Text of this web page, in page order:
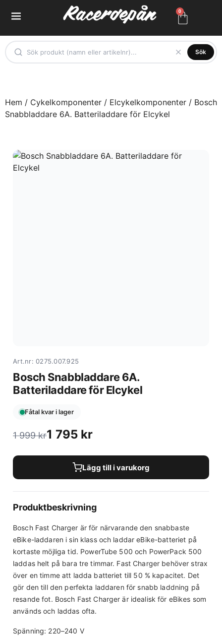
0
Sök
Hem / Cykelkomponenter / Elcykelkomponenter / Bosch
Snabbladdare 6A. Batteriladdare för Elcykel
Art.nr: 0275.007.925
Bosch Snabbladdare 6A.
Batteriladdare för Elcykel
Fåtal kvar i lager
1 999kr1 795 kr
Lägg till i varukorg
Produktbeskrivning
Bosch Fast Charger är för närvarande den snabbaste
eBike-laddaren i sin klass och laddar eBike-batteriet på
kortaste möjliga tid. PowerTube 500 och PowerPack 500
laddas helt på bara tre timmar. Fast Charger behöver strax
över en timme att ladda batteriet till 50 % kapacitet. Det
gör den till den perfekta laddaren för snabb laddning på
resande fot. Bosch Fast Charger är idealisk för eBikes som
används och laddas ofta.
Spänning: 220–240 V